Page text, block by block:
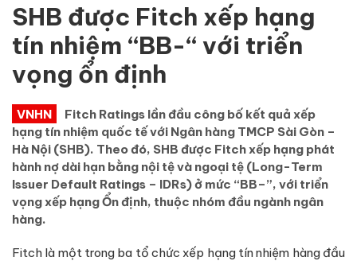
SHB được Fitch xếp hạng
tín nhiệm “BB-“ với triển
vọng ổn định
VNHN
Fitch Ratings lần đầu công bố kết quả xếp
hạng tín nhiệm quốc tế với Ngân hàng TMCP Sài Gòn –
Hà Nội (SHB). Theo đó, SHB được Fitch xếp hạng phát
hành nợ dài hạn bằng nội tệ và ngoại tệ (Long-Term
Issuer Default Ratings – IDRs) ở mức “BB–”, với triển
vọng xếp hạng Ổn định, thuộc nhóm đầu ngành ngân
hàng.
Fitch là một trong ba tổ chức xếp hạng tín nhiệm hàng đầu